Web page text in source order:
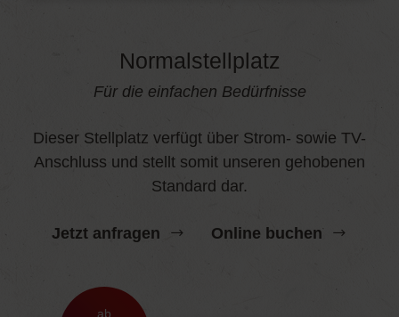
Normalstellplatz
Für die einfachen Bedürfnisse
Dieser Stellplatz verfügt über Strom- sowie TV-
Anschluss und stellt somit unseren gehobenen
Standard dar.
Jetzt anfragen Online buchen
ab